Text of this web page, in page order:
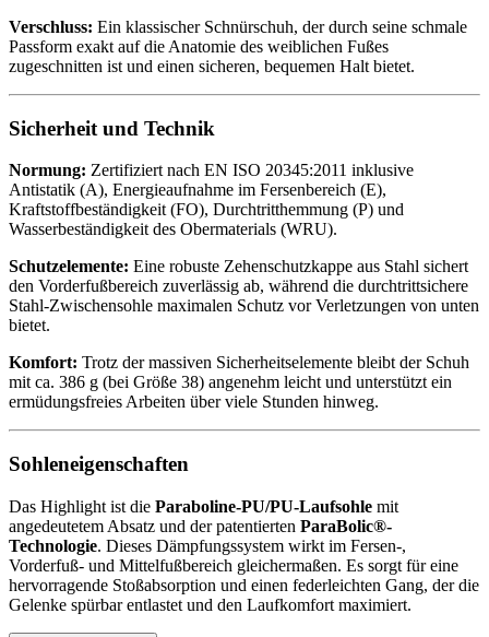
Verschluss: Ein klassischer Schnürschuh, der durch seine schmale
Passform exakt auf die Anatomie des weiblichen Fußes
zugeschnitten ist und einen sicheren, bequemen Halt bietet.
Sicherheit und Technik
Normung: Zertifiziert nach EN ISO 20345:2011 inklusive
Antistatik (A), Energieaufnahme im Fersenbereich (E),
Kraftstoffbeständigkeit (FO), Durchtritthemmung (P) und
Wasserbeständigkeit des Obermaterials (WRU).
Schutzelemente: Eine robuste Zehenschutzkappe aus Stahl sichert
den Vorderfußbereich zuverlässig ab, während die durchtrittsichere
Stahl-Zwischensohle maximalen Schutz vor Verletzungen von unten
bietet.
Komfort: Trotz der massiven Sicherheitselemente bleibt der Schuh
mit ca. 386 g (bei Größe 38) angenehm leicht und unterstützt ein
ermüdungsfreies Arbeiten über viele Stunden hinweg.
Sohleneigenschaften
Das Highlight ist die Paraboline-PU/PU-Laufsohle mit
angedeutetem Absatz und der patentierten ParaBolic®-
Technologie. Dieses Dämpfungssystem wirkt im Fersen-,
Vorderfuß- und Mittelfußbereich gleichermaßen. Es sorgt für eine
hervorragende Stoßabsorption und einen federleichten Gang, der die
Gelenke spürbar entlastet und den Laufkomfort maximiert.